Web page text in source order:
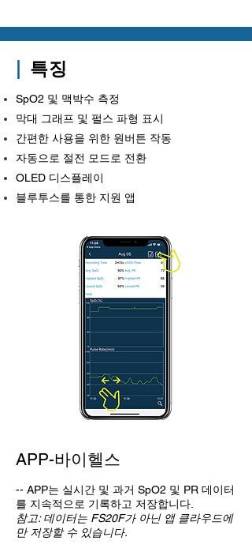
특징
SpO2 및 맥박수 측정
막대 그래프 및 펄스 파형 표시
간편한 사용을 위한 원버튼 작동
자동으로 절전 모드로 전환
OLED 디스플레이
블루투스를 통한 지원 앱
APP-바이헬스
-- APP는 실시간 및 과거 SpO2 및 PR 데이터
를 지속적으로 기록하고 저장합니다.
참고: 데이터는 FS20F가 아닌 앱 클라우드에
만 저장할 수 있습니다.